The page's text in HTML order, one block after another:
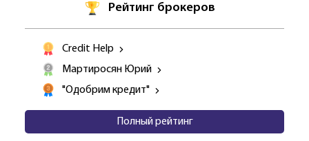
Рейтинг брокеров
Credit Help
Мартиросян Юрий
"Одобрим кредит"
Полный рейтинг